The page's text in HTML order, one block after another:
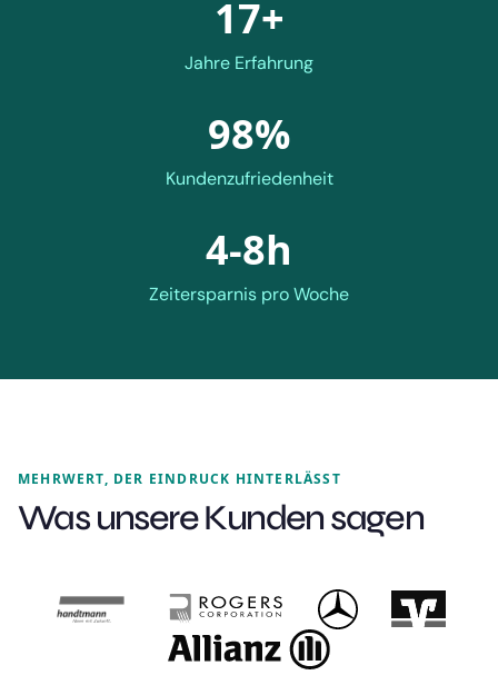
17+
Jahre Erfahrung
98%
Kundenzufriedenheit
4-8h
Zeitersparnis pro Woche
MEHRWERT, DER EINDRUCK HINTERLÄSST
Was unsere Kunden sagen